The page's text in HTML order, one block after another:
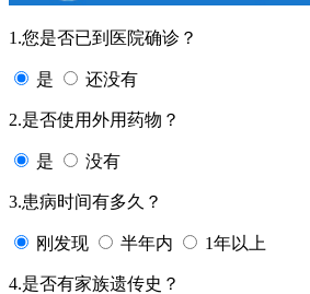
1.您是否已到医院确诊？
是 还没有
2.是否使用外用药物？
是 没有
3.患病时间有多久？
刚发现 半年内 1年以上
4.是否有家族遗传史？